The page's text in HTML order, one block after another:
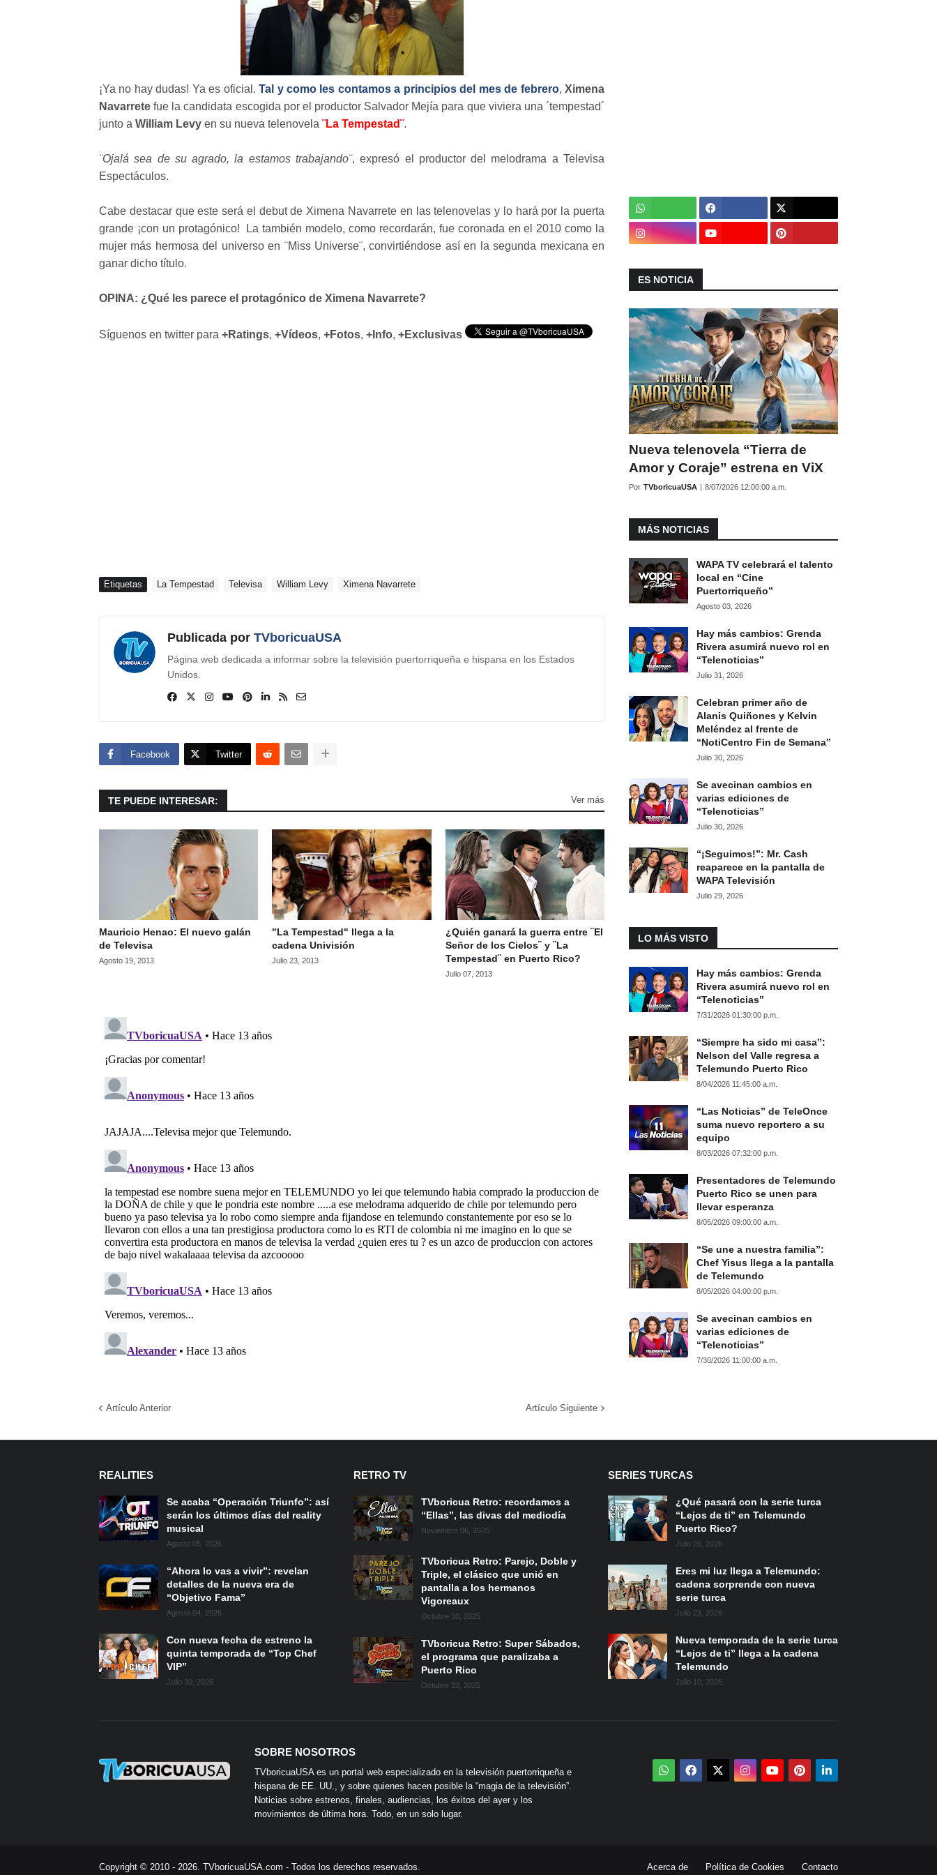
¡Ya no hay dudas! Ya es oficial.Tal y como les contamos a principios del mes de febrero,Ximena
Navarrete fue la candidata escogida por el productor Salvador Mejía para que viviera una ´tempestad´
junto a William Levy en su nueva telenovela ¨La Tempestad¨.
¨Ojalá sea de su agrado, la estamos trabajando¨, expresó el productor del melodrama a Televisa
Espectáculos.
Cabe destacar que este será el debut de Ximena Navarrete en las telenovelas y lo hará por la puerta
grande ¡con un protagónico! La también modelo, como recordarán, fue coronada en el 2010 como la
mujer más hermosa del universo en ¨Miss Universe¨, convirtiéndose así en la segunda mexicana en
ganar dicho título.
OPINA: ¿Qué les parece el protagónico de Ximena Navarrete?
Síguenos en twitter para +Ratings, +Vídeos, +Fotos, +Info, +Exclusivas
Etiquetas La Tempestad Televisa William Levy Ximena Navarrete
Publicada por TVboricuaUSA
Página web dedicada a informar sobre la televisión puertorriqueña e hispana en los Estados
Unidos.
Facebook Twitter
TE PUEDE INTERESAR: Ver más
Mauricio Henao: El nuevo galán
de Televisa
Agosto 19, 2013
"La Tempestad" llega a la
cadena Univisión
Julio 23, 2013
¿Quién ganará la guerra entre ¨El
Señor de los Cielos¨ y ¨La
Tempestad¨ en Puerto Rico?
Julio 07, 2013
Artículo Anterior Artículo Siguiente
ES NOTICIA
Nueva telenovela “Tierra de
Amor y Coraje” estrena en ViX
Por TVboricuaUSA | 8/07/2026 12:00:00 a.m.
MÁS NOTICIAS
WAPA TV celebrará el talento
local en “Cine
Puertorriqueño”
Agosto 03, 2026
Hay más cambios: Grenda
Rivera asumirá nuevo rol en
“Telenoticias”
Julio 31, 2026
Celebran primer año de
Alanis Quiñones y Kelvin
Meléndez al frente de
“NotiCentro Fin de Semana”
Julio 30, 2026
Se avecinan cambios en
varias ediciones de
“Telenoticias”
Julio 30, 2026
“¡Seguimos!”: Mr. Cash
reaparece en la pantalla de
WAPA Televisión
Julio 29, 2026
LO MÁS VISTO
Hay más cambios: Grenda
Rivera asumirá nuevo rol en
“Telenoticias”
7/31/2026 01:30:00 p.m.
“Siempre ha sido mi casa”:
Nelson del Valle regresa a
Telemundo Puerto Rico
8/04/2026 11:45:00 a.m.
“Las Noticias” de TeleOnce
suma nuevo reportero a su
equipo
8/03/2026 07:32:00 p.m.
Presentadores de Telemundo
Puerto Rico se unen para
llevar esperanza
8/05/2026 09:00:00 a.m.
“Se une a nuestra familia”:
Chef Yisus llega a la pantalla
de Telemundo
8/05/2026 04:00:00 p.m.
Se avecinan cambios en
varias ediciones de
“Telenoticias”
7/30/2026 11:00:00 a.m.
REALITIES
Se acaba “Operación Triunfo”: así
serán los últimos días del reality
musical
Agosto 05, 2026
“Ahora lo vas a vivir”: revelan
detalles de la nueva era de
“Objetivo Fama”
Agosto 04, 2026
Con nueva fecha de estreno la
quinta temporada de “Top Chef
VIP”
Julio 30, 2026
RETRO TV
TVboricua Retro: recordamos a
“Ellas”, las divas del mediodía
Noviembre 06, 2025
TVboricua Retro: Parejo, Doble y
Triple, el clásico que unió en
pantalla a los hermanos
Vigoreaux
Octubre 30, 2025
TVboricua Retro: Super Sábados,
el programa que paralizaba a
Puerto Rico
Octubre 23, 2025
SERIES TURCAS
¿Qué pasará con la serie turca
“Lejos de ti” en Telemundo
Puerto Rico?
Julio 26, 2026
Eres mi luz llega a Telemundo:
cadena sorprende con nueva
serie turca
Julio 23, 2026
Nueva temporada de la serie turca
“Lejos de ti” llega a la cadena
Telemundo
Julio 10, 2026
SOBRE NOSOTROS
TVboricuaUSA es un portal web especializado en la televisión puertorriqueña e
hispana de EE. UU., y sobre quienes hacen posible la “magia de la televisión”.
Noticias sobre estrenos, finales, audiencias, los éxitos del ayer y los
movimientos de última hora. Todo, en un solo lugar.
Copyright © 2010 - 2026. TVboricuaUSA.com - Todos los derechos reservados. Acerca de Política de Cookies Contacto